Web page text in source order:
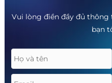
Vui lòng điền đầy đủ
bạn